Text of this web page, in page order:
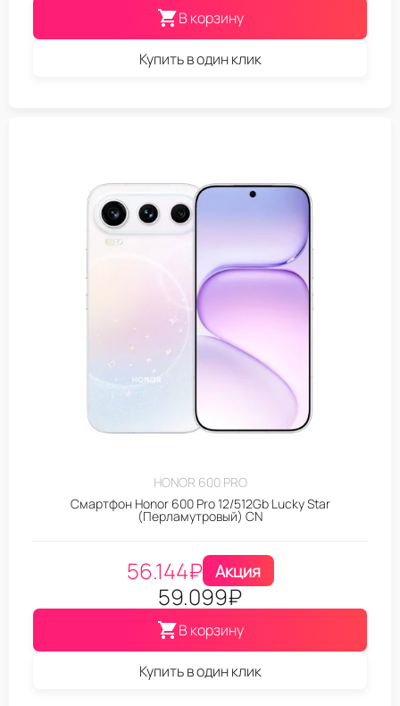
В корзину
Купить в один клик
HONOR 600 PRO
Смартфон Honor 600 Pro 12/512Gb Lucky Star
(Перламутровый) CN
56.144₽ Акция
59.099₽
В корзину
Купить в один клик